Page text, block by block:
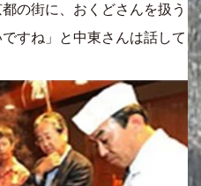
の街に、おくどさんを扱う
すね」と中東さんは話して